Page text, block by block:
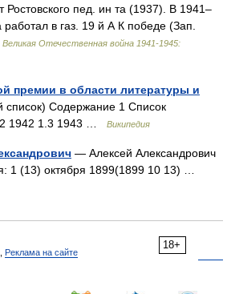
Ростовского пед. ин та (1937). В 1941–
работал в газ. 19 й А К победе (Зап.
Великая Отечественная война 1941-1945:
премии в области литературы и
Содержание 1 Список
1942 1.3 1943 …
Википедия
— Алексей Александрович
1 (13) октября 1899(1899 10 13) …
18+
Реклама на сайте